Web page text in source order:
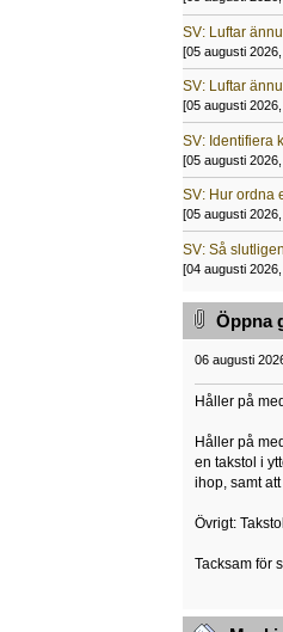
SV: Luftar
[05 augusti
SV: Luftar
[05 augusti
SV: Identifiera
[05 augusti
SV: Hur ordna
[05 augusti
SV: Så
[04 augusti
Öppna
06 augusti
Håller på
Håller på
en takstol i
ihop, samt
Övrigt:
Tacksam för